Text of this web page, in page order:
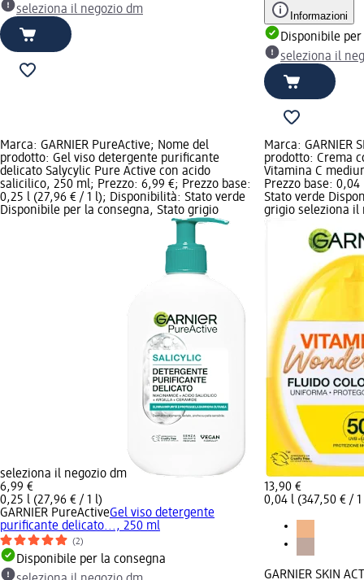
seleziona il negozio dm
Informazioni
Disponibile
seleziona il
Marca: GARNIER PureActive; Nome del
prodotto: Gel viso detergente purificante
delicato Salycylic Pure Active con acido
salicilico, 250 ml; Prezzo: 6,99 €; Prezzo base:
0,25 l (27,96 € / 1 l); Disponibilità: Stato verde
Disponibile per la consegna, Stato grigio
seleziona il negozio dm
6,99 €
0,25 l (27,96 € / 1 l)
GARNIER PureActiveGel viso detergente
purificante delicato..., 250 ml
(2)
Disponibile per la consegna
Marca: GARNIER
prodotto: Crema
Vitamina C
Prezzo base:
Stato verde
grigio seleziona il
13,90 €
0,04 l (347,50 € /
GARNIER SKIN